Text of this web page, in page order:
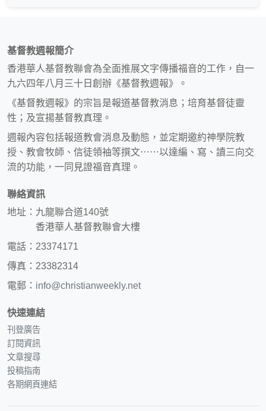
基督教週報簡介
香港華人基督教聯會為全面推展文字傳播福音的工作，自一
九六四年八月三十日創辦《基督教週報》。
《基督教週報》的宗旨是報道基督教消息；培育基督徒靈
性；及宣揚基督教真理。
週報內容包括報道教會消息及動態，並定期邀約神學院教
授、教會牧師、信徒領袖等撰文⋯⋯以達編、寫、讀三向交
流的功能，一同見證福音真理。
聯絡資訊
地址：九龍聯合道140號
香港華人基督教聯會大樓
電話：23374171
傳真：23382314
電郵： info@christianweekly.net
快速連結
刊登廣告
訂閱資訊
文章搜尋
投稿指南
各期網頁連結